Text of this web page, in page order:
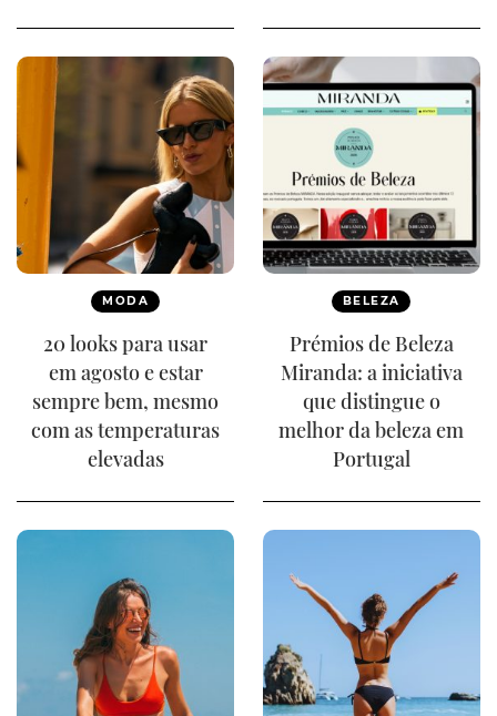
MODA
20 looks para usar
em agosto e estar
sempre bem, mesmo
com as temperaturas
elevadas
BELEZA
Prémios de Beleza
Miranda: a iniciativa
que distingue o
melhor da beleza em
Portugal